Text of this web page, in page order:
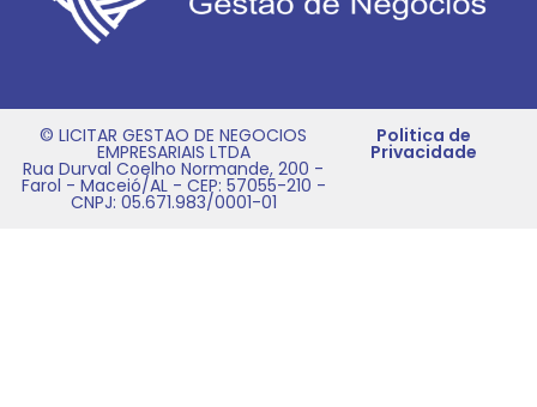
© LICITAR GESTAO DE NEGOCIOS
EMPRESARIAIS LTDA
Rua Durval Coelho Normande, 200 -
Farol - Maceió/AL - CEP: 57055-210 -
CNPJ: 05.671.983/0001-01
Politica de
Privacidade